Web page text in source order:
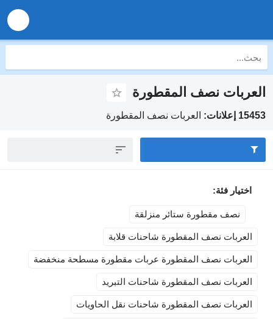
نصف المقطورة
العربات نصف المقطورة
فئة:
نصف مقطورة ستائر منزلقة
نصف المقطورة شاحنات قلابة
نصف المقطورة عربات مقطورة مسطحة منخفضة
نصف المقطورة شاحنات التبريد
نصف المقطورة شاحنات نقل الحاويات